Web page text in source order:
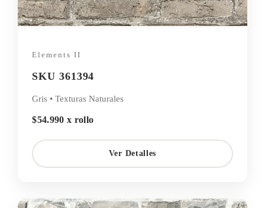
Elements II
SKU 361394
Gris • Texturas Naturales
$54.990 x rollo
Ver Detalles